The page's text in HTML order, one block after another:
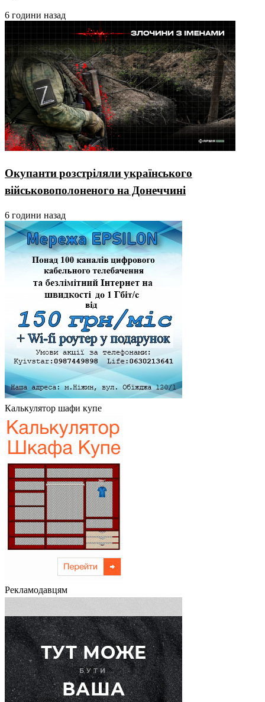
6 години назад
Окупанти розстріляли українського
військовополоненого на Донеччині
6 години назад
Калькулятор шафи купе
Рекламодавцям